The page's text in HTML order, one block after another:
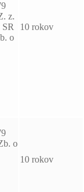
z.
o
10 rokov
o
10 rokov